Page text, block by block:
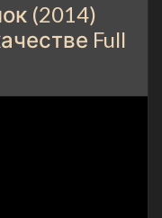
(2014)
Full